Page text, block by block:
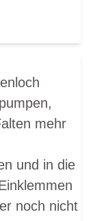
mehr
und in die
noch nicht